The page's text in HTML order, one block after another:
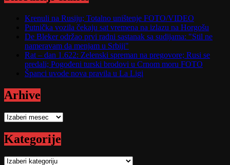
Krenuli na Rusiju; Totalno uništenje FOTO/VIDEO
Putnička vozila čekaju sat vremena na izlazu na Horgošu
De Bleker održao prvi radni sastanak sa sudijama: "Stil ne
nameravam da menjam u Srbiji"
Rat – dan 1.622: Zelenski spreman na pregovore; Rusi se
predali; Pogođeni turski brodovi u Crnom moru FOTO
Španci uvode nova pravila u La Ligi
Arhive
Arhive
Kategorije
Kategorije